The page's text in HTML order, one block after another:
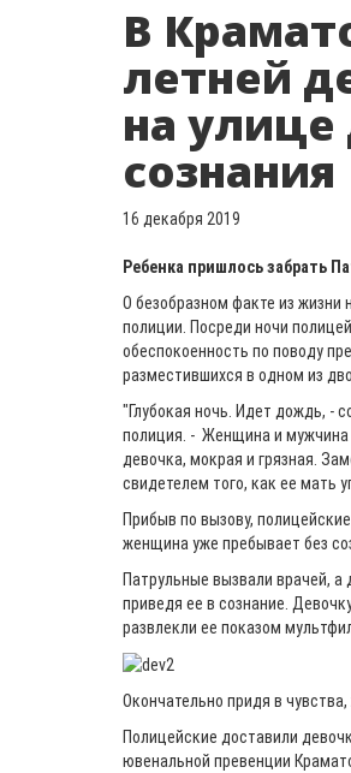
В
летней
на улице
сознания
16 декабря 2019
Ребенка пришлось забрать
О безобразном факте из жизни
полиции. Посреди ночи
обеспокоенность по поводу
разместившихся в одном из
"Глубокая ночь. Идет дождь, -
полиция. - Женщина и мужчина
девочка, мокрая и грязная.
свидетелем того, как ее мать
Прибыв по вызову,
женщина уже пребывает без
Патрульные вызвали врачей,
приведя ее в сознание.
развлекли ее показом
Окончательно придя в
Полицейские доставили
ювенальной превенции